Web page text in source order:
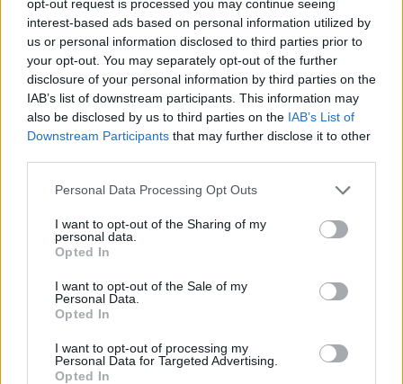
opt-out request is processed you may continue seeing
interest-based ads based on personal information utilized by
us or personal information disclosed to third parties prior to
your opt-out. You may separately opt-out of the further
disclosure of your personal information by third parties on the
IAB’s list of downstream participants. This information may
also be disclosed by us to third parties on the IAB’s List of
Downstream Participants that may further disclose it to other
Personal Data Processing Opt Outs
I want to opt-out of the Sharing of my
personal data.
Opted In
I want to opt-out of the Sale of my
Personal Data.
Opted In
I want to opt-out of processing my
Personal Data for Targeted Advertising.
Opted In
LIFESTYLE 11.12.2025 14:58
PARAPOLITIKA NEWSROOM
Δήμητρα Ματσούκα: Η πρώτη αντίδραση
μετά την καταδικαστική απόφαση για
επικίνδυνη οδήγηση - "Αφήνουμε πίσω τη
στενοχώρια" (Βίντεο)
Εγγραφή στο newsletter
Αποδέχομαι τους
και την πολιτική απορρήτου